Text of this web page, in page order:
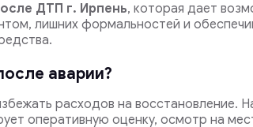
ДТП г. Ирпень, которая дает
лишних формальностей и
аварии?
расходов на восстановление.
оперативную оценку, осмотр на